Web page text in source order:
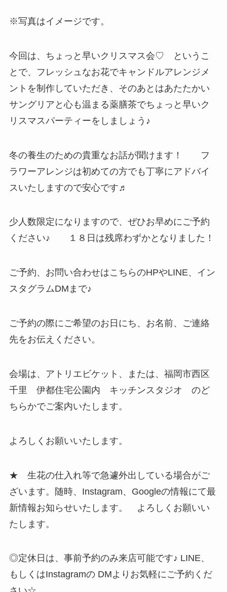
※写真はイメージです。
今回は、ちょっと早いクリスマス会♡ というこ
とで、フレッシュなお花でキャンドルアレンジメ
ントを制作していただき、そのあとはあたたかい
サングリアと心も温まる薬膳茶でちょっと早いク
リスマスパーティーをしましょう♪
冬の養生のための貴重なお話が聞けます！ フ
ラワーアレンジは初めての方でも丁寧にアドバイ
スいたしますので安心です♬
少人数限定になりますので、ぜひお早めにご予約
ください♪ １８日は残席わずかとなりました！
ご予約、お問い合わせはこちらのHPやLINE、イン
スタグラムDMまで♪
ご予約の際にご希望のお日にち、お名前、ご連絡
先をお伝えください。
会場は、アトリエビケット、または、福岡市西区
千里 伊都住宅公園内 キッチンスタジオ のど
ちらかでご案内いたします。
よろしくお願いいたします。
★ 生花の仕入れ等で急遽外出している場合がご
ざいます。随時、Instagram、Googleの情報にて最
新情報お知らせいたします。 よろしくお願いい
たします。
◎定休日は、事前予約のみ来店可能です♪ LINE、
もしくはInstagramの DMよりお気軽にご予約くだ